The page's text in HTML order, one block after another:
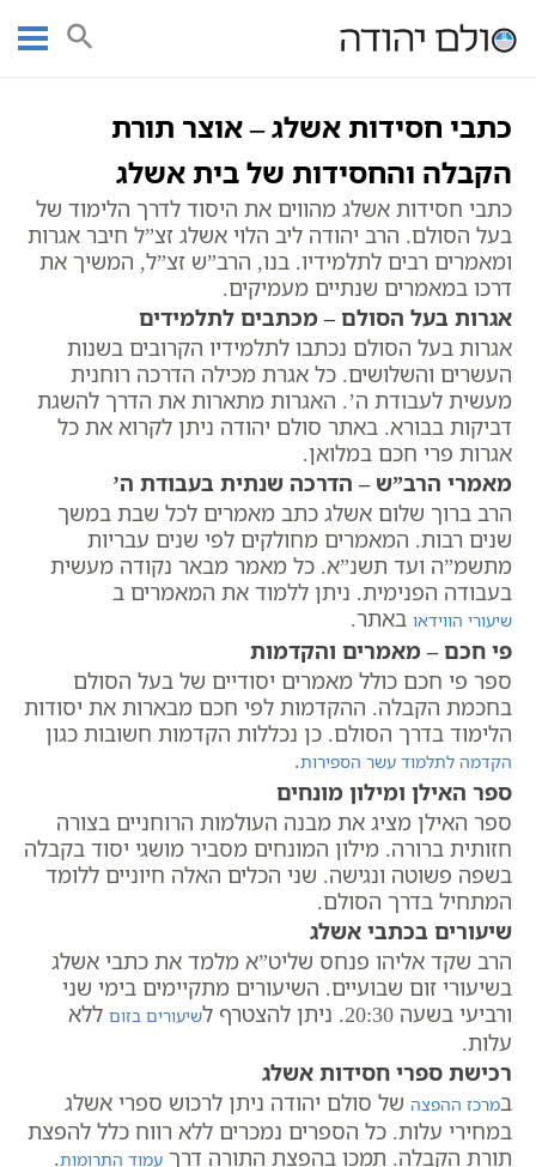
עמוד ראשי אוצר הכתבים
כתבי חסידות אשלג
מאמרים וזאת ליהודה
כתבי חסידות אשלג – אוצר תורת
הקבלה והחסידות של בית אשלג
כתבי חסידות אשלג מהווים את היסוד לדרך הלימוד של
בעל הסולם. הרב יהודה ליב הלוי אשלג זצ”ל חיבר אגרות
ומאמרים רבים לתלמידיו. בנו, הרב”ש זצ”ל, המשיך את
דרכו במאמרים שנתיים מעמיקים.
אגרות בעל הסולם – מכתבים לתלמידים
אגרות בעל הסולם נכתבו לתלמידיו הקרובים בשנות
העשרים והשלושים. כל אגרת מכילה הדרכה רוחנית
מעשית לעבודת ה’. האגרות מתארות את הדרך להשגת
דביקות בבורא. באתר סולם יהודה ניתן לקרוא את כל
אגרות פרי חכם במלואן.
מאמרי הרב”ש – הדרכה שנתית בעבודת ה’
הרב ברוך שלום אשלג כתב מאמרים לכל שבת במשך
שנים רבות. המאמרים מחולקים לפי שנים עבריות
מתשמ”ה ועד תשנ”א. כל מאמר מבאר נקודה מעשית
בעבודה הפנימית. ניתן ללמוד את המאמרים ב
שיעורי הווידאו באתר.
פי חכם – מאמרים והקדמות
ספר פי חכם כולל מאמרים יסודיים של בעל הסולם
בחכמת הקבלה. ההקדמות לפי חכם מבארות את יסודות
הלימוד בדרך הסולם. כן נכללות הקדמות חשובות כגון
הקדמה לתלמוד עשר הספירות.
ספר האילן ומילון מונחים
ספר האילן מציג את מבנה העולמות הרוחניים בצורה
חזותית ברורה. מילון המונחים מסביר מושגי יסוד בקבלה
בשפה פשוטה ונגישה. שני הכלים האלה חיוניים ללומד
המתחיל בדרך הסולם.
שיעורים בכתבי אשלג
הרב שקד אליהו פנחס שליט”א מלמד את כתבי אשלג
בשיעורי זום שבועיים. השיעורים מתקיימים בימי שני
ורביעי בשעה 20:30. ניתן להצטרף ל
שיעורים בזום ללא
עלות.
רכישת ספרי חסידות אשלג
במרכז ההפצה של סולם יהודה ניתן לרכוש ספרי אשלג
במחירי עלות. כל הספרים נמכרים ללא רווח כלל להפצת
תורת הקבלה. תמכו בהפצת התורה דרך עמוד התרומות.